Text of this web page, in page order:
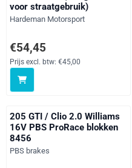
voor straatgebruik)
Merk:
Hardeman Motorsport
Prijs: 54,45, exclusief btw: 45,00
€54,45
Prijs excl. btw: €45,00
205 GTI / Clio 2.0 Williams
16V PBS ProRace blokken
8456
Merk:
PBS brakes